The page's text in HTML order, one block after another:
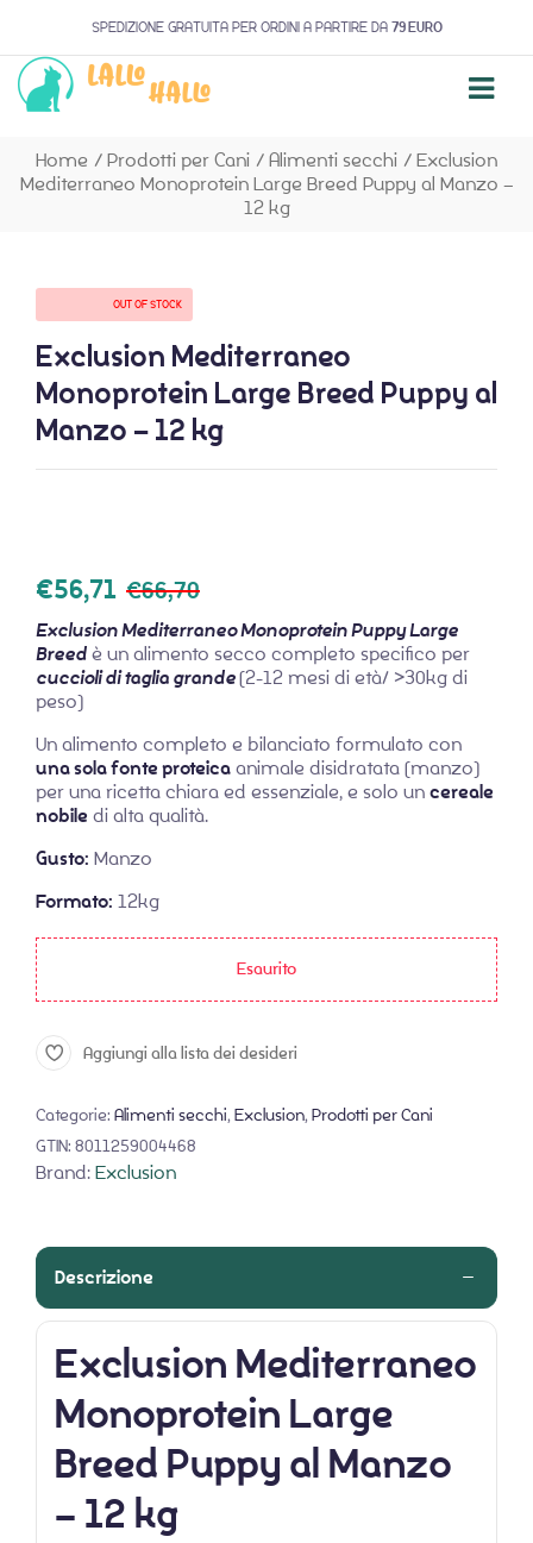
SPEDIZIONE GRATUITA PER ORDINI A PARTIRE DA 79 EURO
Home / Prodotti per Cani / Alimenti secchi / Exclusion
Mediterraneo Monoprotein Large Breed Puppy al Manzo –
12 kg
OUT OF STOCK
Exclusion Mediterraneo
Monoprotein Large Breed Puppy al
Manzo – 12 kg
€66,70
€56,71
Exclusion Mediterraneo Monoprotein Puppy Large
Breedè un alimento secco completo specifico per
cuccioli di taglia grande(2-12 mesi di età/ >30kg di
peso)
Un alimento completo e bilanciato formulato con
una sola fonte proteicaanimale disidratata (manzo)
per una ricetta chiara ed essenziale, e solo uncereale
nobile di alta qualità.
Gusto: Manzo
Formato: 12kg
Esaurito
Aggiungi alla lista dei desideri
Categorie: Alimenti secchi, Exclusion, Prodotti per Cani
GTIN: 8011259004468
Brand:Exclusion
Descrizione
Exclusion Mediterraneo
Monoprotein Large
Breed Puppy al Manzo
– 12 kg